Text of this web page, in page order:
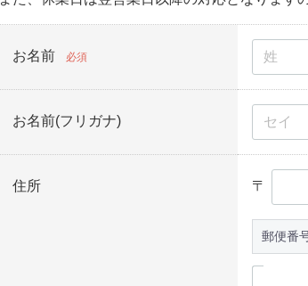
お名前 必須
お名前(フリガナ)
住所 〒
郵便番